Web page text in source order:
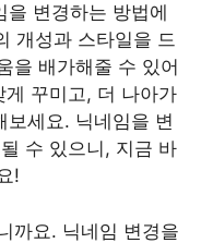
을 변경하는 방법에
개성과 스타일을 드
을 배가해줄 수 있어
꾸미고, 더 나아가
보세요. 닉네임을 변
수 있으니, 지금 바
!
까요. 닉네임 변경을